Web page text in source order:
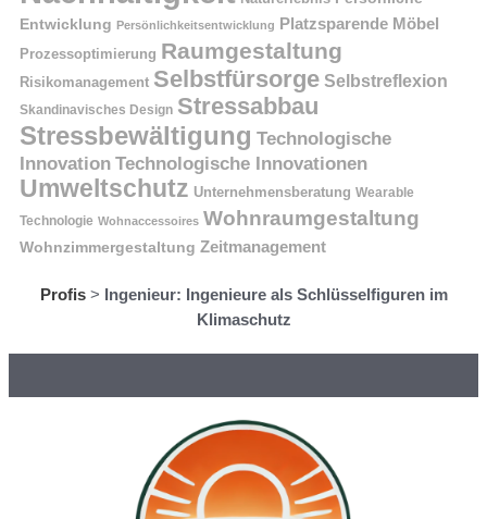
Entwicklung Persönlichkeitsentwicklung Platzsparende Möbel
Prozessoptimierung Raumgestaltung
Risikomanagement Selbstfürsorge Selbstreflexion
Skandinavisches Design Stressabbau
Stressbewältigung Technologische
Innovation Technologische Innovationen
Umweltschutz Unternehmensberatung Wearable
Technologie Wohnaccessoires Wohnraumgestaltung
Wohnzimmergestaltung Zeitmanagement
Profis> Ingenieur: Ingenieure als Schlüsselfiguren im
Klimaschutz